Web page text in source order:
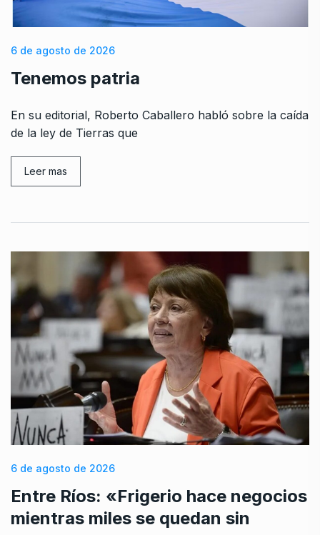
6 de agosto de 2026
Tenemos patria
En su editorial, Roberto Caballero habló sobre la caída
de la ley de Tierras que
Leer mas
6 de agosto de 2026
Entre Ríos: «Frigerio hace negocios
mientras miles se quedan sin